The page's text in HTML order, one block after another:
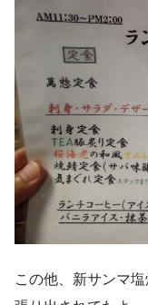
この他、新サンマ